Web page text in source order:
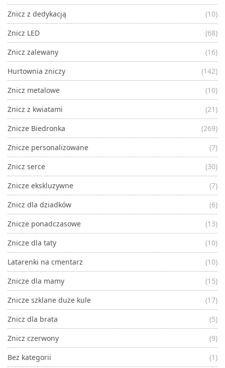
Znicz z dedykacją
(10)
Znicz LED
(68)
Znicz zalewany
(16)
Hurtownia zniczy
(142)
Znicz metalowe
(10)
Znicz z kwiatami
(21)
Znicze Biedronka
(269)
Znicze personalizowane
(7)
Znicz serce
(30)
Znicze ekskluzywne
(7)
Znicz dla dziadków
(6)
Znicze ponadczasowe
(13)
Znicze dla taty
(10)
Latarenki na cmentarz
(10)
Znicze dla mamy
(15)
Znicze szklane duże kule
(17)
Znicz dla brata
(5)
Znicz czerwony
(9)
Bez kategorii
(1)